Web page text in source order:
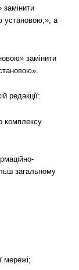
установою,», а
замінити
редакції:
комплексу
загальному
мережі;